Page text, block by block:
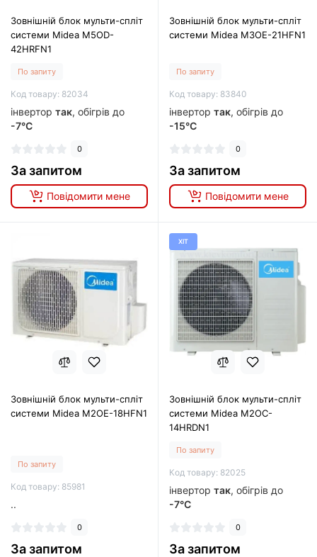
Зовнішній блок мульти-спліт
системи Midea M5OD-
42HRFN1
По запиту
Код товару: 82034
інвертор так, обігрів до
-7°C
0
За запитом
Повідомити мене
Зовнішній блок мульти-спліт
системи Midea M3OE-21HFN1
По запиту
Код товару: 83840
інвертор так, обігрів до
-15°C
0
За запитом
Повідомити мене
Зовнішній блок мульти-спліт
системи Midea M2OE-18HFN1
По запиту
Код товару: 85981
..
0
За запитом
ХІТ
Зовнішній блок мульти-спліт
системи Midea M2OC-
14HRDN1
По запиту
Код товару: 82025
інвертор так, обігрів до
-7°C
0
За запитом